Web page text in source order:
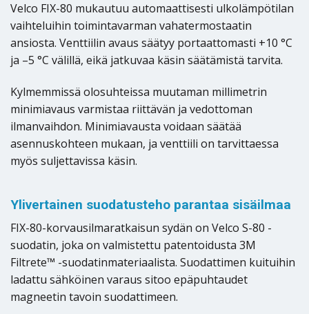
Velco FIX-80 mukautuu automaattisesti ulkolämpötilan
vaihteluihin toimintavarman vahatermostaatin
ansiosta. Venttiilin avaus säätyy portaattomasti +10 °C
ja –5 °C välillä, eikä jatkuvaa käsin säätämistä tarvita.
Kylmemmissä olosuhteissa muutaman millimetrin
minimiavaus varmistaa riittävän ja vedottoman
ilmanvaihdon. Minimiavausta voidaan säätää
asennuskohteen mukaan, ja venttiili on tarvittaessa
myös suljettavissa käsin.
Ylivertainen suodatusteho parantaa sisäilmaa
FIX-80-korvausilmaratkaisun sydän on Velco S-80 -
suodatin, joka on valmistettu patentoidusta 3M
Filtrete™ -suodatinmateriaalista. Suodattimen kuituihin
ladattu sähköinen varaus sitoo epäpuhtaudet
magneetin tavoin suodattimeen.